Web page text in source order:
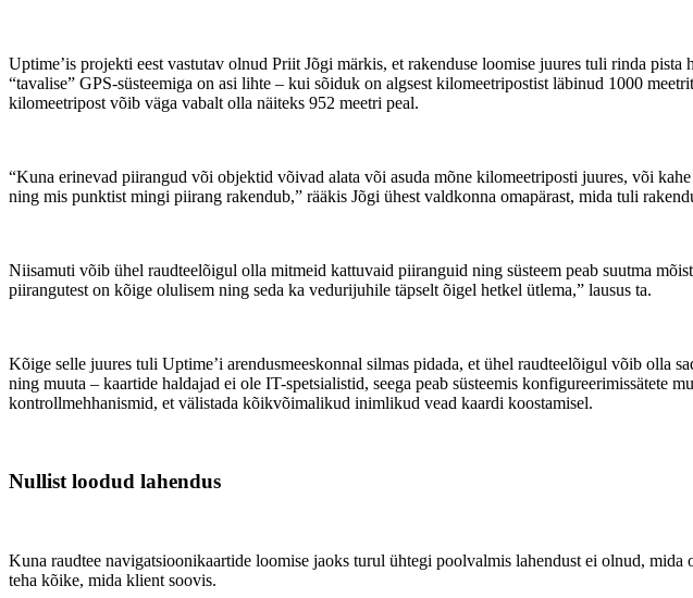
Uptime’is projekti eest vastutav olnud Priit Jõgi märkis, et rakenduse loomise juures tuli rinda
“tavalise” GPS-süsteemiga on asi lihte – kui sõiduk on algsest kilomeetripostist läbinud 1000
kilomeetripost võib väga vabalt olla näiteks 952 meetri peal.
“Kuna erinevad piirangud või objektid võivad alata või asuda mõne kilomeetriposti juures, või
ning mis punktist mingi piirang rakendub,” rääkis Jõgi ühest valdkonna omapärast, mida tuli
Niisamuti võib ühel raudteelõigul olla mitmeid kattuvaid piiranguid ning süsteem peab suutma
piirangutest on kõige olulisem ning seda ka vedurijuhile täpselt õigel hetkel ütlema,” lausus ta.
Kõige selle juures tuli Uptime’i arendusmeeskonnal silmas pidada, et ühel raudteelõigul võib olla
ning muuta – kaartide haldajad ei ole IT-spetsialistid, seega peab süsteemis
kontrollmehhanismid, et välistada kõikvõimalikud inimlikud vead kaardi koostamisel.
Nullist loodud lahendus
Kuna raudtee navigatsioonikaartide loomise jaoks turul ühtegi poolvalmis lahendust ei olnud,
teha kõike, mida klient soovis.